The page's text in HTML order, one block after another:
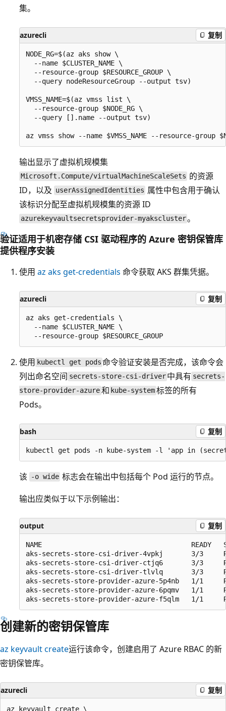
集。
azurecli 复制
NODE_RG=$(az aks show \
  --name $CLUSTER_NAME \
  --resource-group $RESOURCE_GROUP \
  --query nodeResourceGroup --output tsv)
VMSS_NAME=$(az vmss list \
  --resource-group $NODE_RG \
  --query [].name --output tsv)
输出显示了虚拟机规模集
Microsoft.Compute/virtualMachineScaleSets 的资源
ID，以及 userAssignedIdentities 属性中包含用于确认
该标识分配至虚拟机规模集的资源 ID
azurekeyvaultsecretsprovider-myakscluster。
验证适用于机密存储 CSI 驱动程序的 Azure 密钥保管库
提供程序安装
使用 az aks get-credentials 命令获取 AKS 群集凭据。
azurecli 复制
az aks get-credentials \
  --name $CLUSTER_NAME \
使用 kubectl get pods 命令验证安装是否完成，该命令会
列出命名空间 secrets-store-csi-driver 中具有 secrets-
store-provider-azure和 kube-system标签的所有
Pods。
bash 复制
该 -o wide 标志会在输出中包括每个 Pod 运行的节点。
输出应类似于以下示例输出：
output 复制
NAME                                     READY
aks-secrets-store-csi-driver-4vpkj       3/3
aks-secrets-store-csi-driver-ctjq6       3/3
aks-secrets-store-csi-driver-tlvlq       3/3
aks-secrets-store-provider-azure-5p4nb   1/1
aks-secrets-store-provider-azure-6pqmv   1/1
创建新的密钥保管库
az keyvault create运行该命令，创建启用了 Azure RBAC 的新
密钥保管库。
azurecli 复制
az keyvault create \